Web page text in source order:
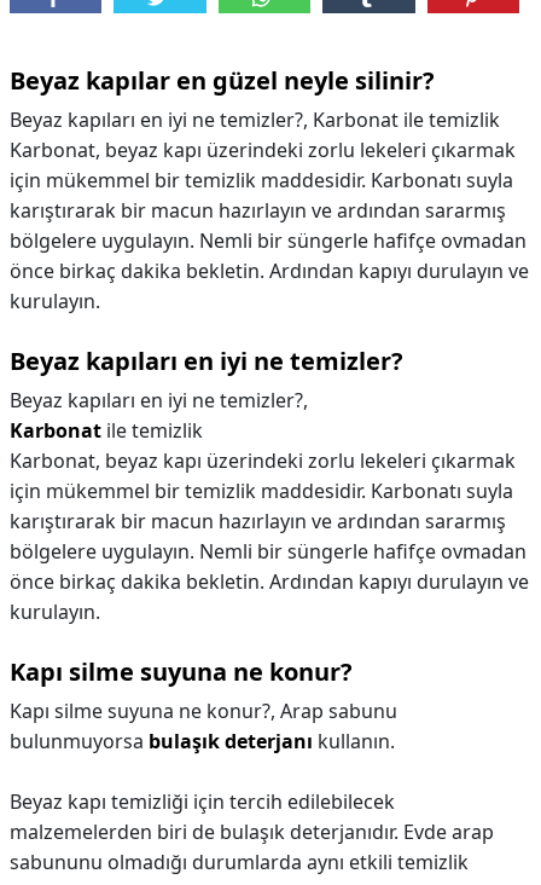
Beyaz kapılar en güzel neyle silinir?
Beyaz kapıları en iyi ne temizler?, Karbonat ile temizlik
Karbonat, beyaz kapı üzerindeki zorlu lekeleri çıkarmak
için mükemmel bir temizlik maddesidir. Karbonatı suyla
karıştırarak bir macun hazırlayın ve ardından sararmış
bölgelere uygulayın. Nemli bir süngerle hafifçe ovmadan
önce birkaç dakika bekletin. Ardından kapıyı durulayın ve
kurulayın.
Beyaz kapıları en iyi ne temizler?
Beyaz kapıları en iyi ne temizler?,
Karbonat ile temizlik
Karbonat, beyaz kapı üzerindeki zorlu lekeleri çıkarmak
için mükemmel bir temizlik maddesidir. Karbonatı suyla
karıştırarak bir macun hazırlayın ve ardından sararmış
bölgelere uygulayın. Nemli bir süngerle hafifçe ovmadan
önce birkaç dakika bekletin. Ardından kapıyı durulayın ve
kurulayın.
Kapı silme suyuna ne konur?
Kapı silme suyuna ne konur?, Arap sabunu
bulunmuyorsa bulaşık deterjanı kullanın.
Beyaz kapı temizliği için tercih edilebilecek
malzemelerden biri de bulaşık deterjanıdır. Evde arap
sabununu olmadığı durumlarda aynı etkili temizlik